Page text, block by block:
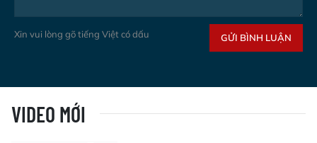
Xin vui lòng gõ tiếng Việt có dấu GỬI BÌNH LUẬN
VIDEO MỚI